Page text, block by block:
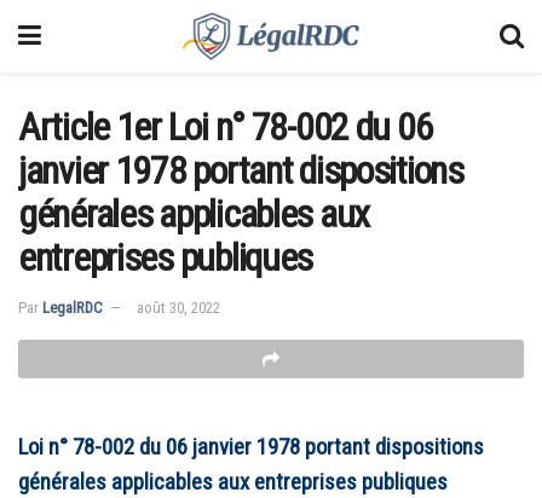
Article 1er Loi n° 78-002 du 06
janvier 1978 portant dispositions
générales applicables aux
entreprises publiques
Par LegalRDC août 30, 2022
Loi n° 78-002 du 06 janvier 1978 portant dispositions
générales applicables aux entreprises publiques